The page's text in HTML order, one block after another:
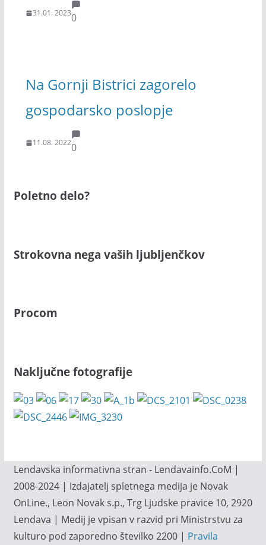
31.01. 20230
Na Gornji Bistrici zagorelo
gospodarsko poslopje
11.08. 20220
Poletno delo?
Strokovna nega vaših ljubljenčkov
Procom
Naključne fotografije
Lendavska informativna stran - Lendavainfo.CoM |
2008-2024 | Izdajatelj spletnega medija je Novak
OnLine., Leon Novak s.p., Trg Ljudske pravice 10, 2920
Lendava | Medij je vpisan v razvid pri Ministrstvu za
kulturo pod zaporedno številko 2200 | Pravila